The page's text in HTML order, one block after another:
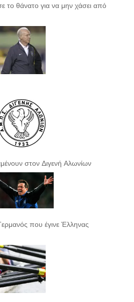
θάνατο για να μην χάσει από
στον Διγενή Αλωνίων
που έγινε Έλληνας